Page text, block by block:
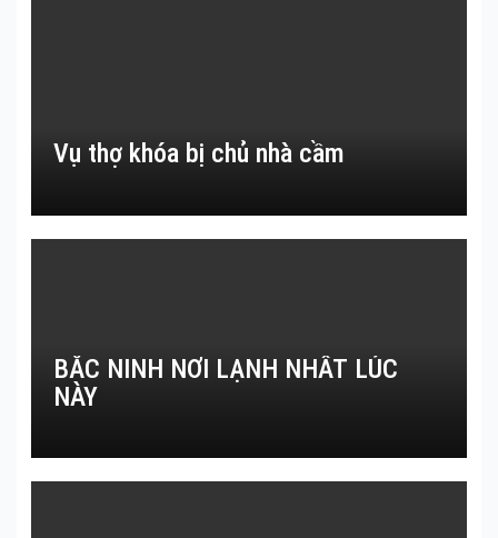
Vụ thợ khóa bị chủ nhà cầm
BẮC NINH NƠI LẠNH NHẤT LÚC
NÀY